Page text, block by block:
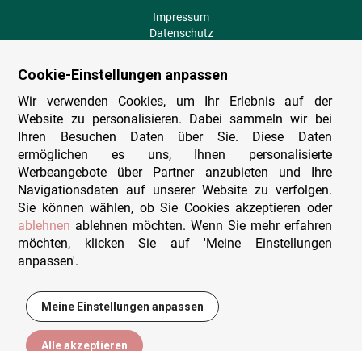
15,95 €
Impressum
Datenschutz
Versand und Lieferung
Zahlungsarten
Herstellungsland
Widerruf
Sitemap
Beratung & Support
Wir sind persönlich erreichbar
+49 (0)341 4912 210
Kontakt-Formular
Cookie-Einstellungen anpassen
Wir verwenden Cookies, um Ihr Erlebnis auf der
Website zu personalisieren. Dabei sammeln wir bei
Ihren Besuchen Daten über Sie. Diese Daten
ermöglichen es uns, Ihnen personalisierte
Werbeangebote über Partner anzubieten und Ihre
Navigationsdaten auf unserer Website zu verfolgen.
Sie können wählen, ob Sie Cookies akzeptieren oder
ablehnen ablehnen möchten. Wenn Sie mehr erfahren
möchten, klicken Sie auf 'Meine Einstellungen
anpassen'.
Meine Einstellungen anpassen
Alle akzeptieren